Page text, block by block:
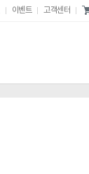
이벤트 고객센터